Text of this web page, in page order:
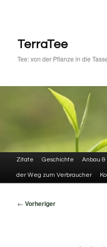
springen
TerraTee
Tee: von der Pflanze in die
Hauptmenü
Zitate Geschichte Anbau
der Weg zum Verbraucher
Beitragsnavigation
← Vorheriger